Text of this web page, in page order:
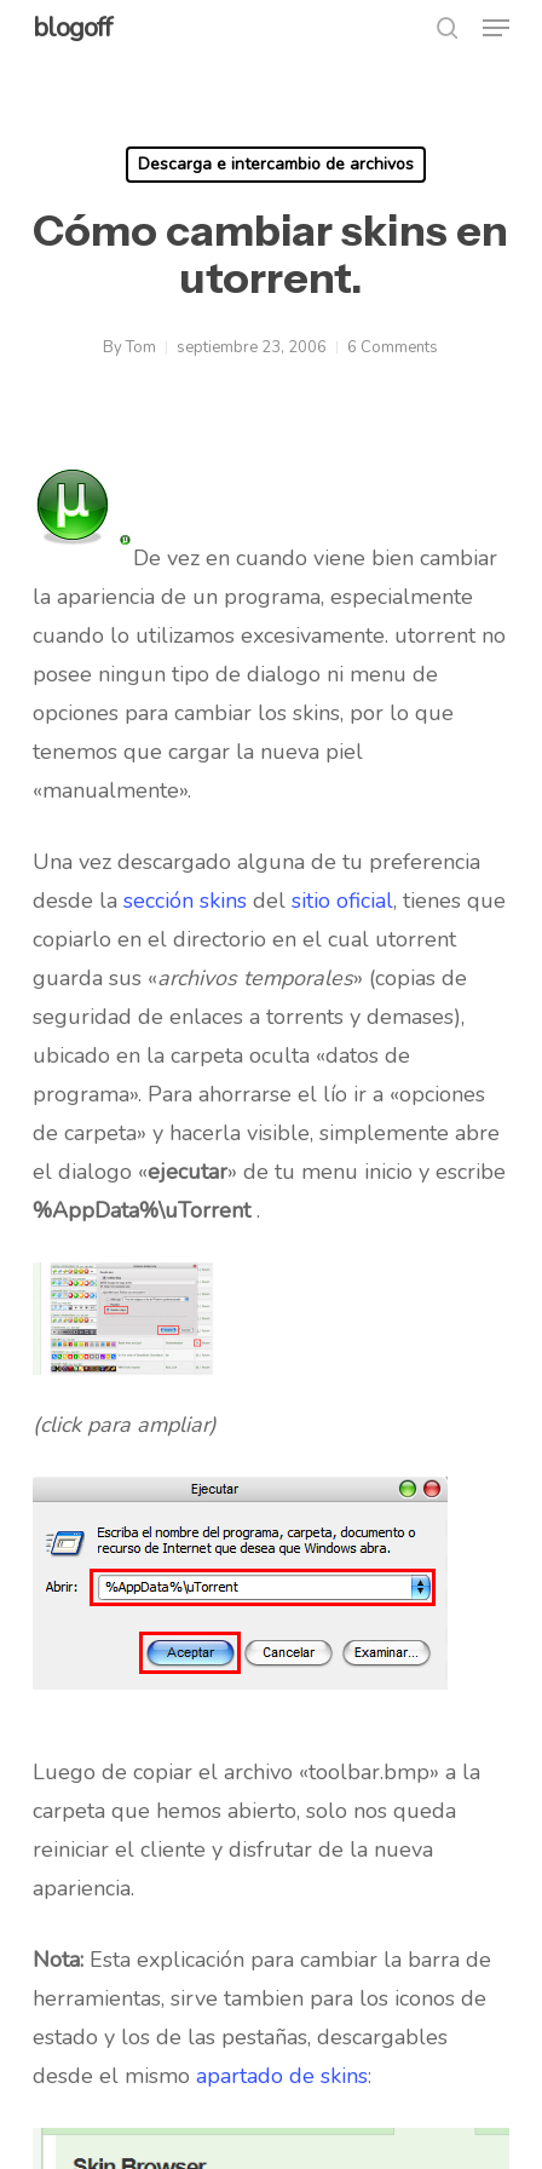
Skipblogoff Menu
Descarga e intercambio de archivos
Cómo cambiar skins en
utorrent.
ByTom septiembre 23, 2006 6 Comments
De vez en cuando viene bien cambiar
la apariencia de un programa, especialmente
cuando lo utilizamos excesivamente. utorrent no
posee ningun tipo de dialogo ni menu de
opciones para cambiar los skins, por lo que
tenemos que cargar la nueva piel
«manualmente».
Una vez descargado alguna de tu preferencia
desde la sección skinsdel sitio oficial, tienes que
copiarlo en el directorio en el cual utorrent
guarda sus «archivos temporales» (copias de
seguridad de enlaces a torrents y demases),
ubicado en la carpeta oculta «datos de
programa». Para ahorrarse el lío ir a «opciones
de carpeta» y hacerla visible, simplemente abre
el dialogo «ejecutar» de tu menu inicio y escribe
%AppData%\uTorrent.
(click para ampliar)
Luego de copiar el archivo «toolbar.bmp» a la
carpeta que hemos abierto, solo nos queda
reiniciar el cliente y disfrutar de la nueva
apariencia.
Nota:Esta explicación para cambiar la barra de
herramientas, sirve tambien para los iconos de
estado y los de las pestañas, descargables
desde el mismo apartado de skins: